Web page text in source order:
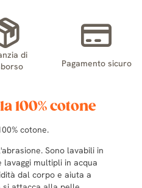
di
Pagamento sicuro
100% cotone
cotone.
Sono lavabili in
multipli in acqua
dal corpo e aiuta a